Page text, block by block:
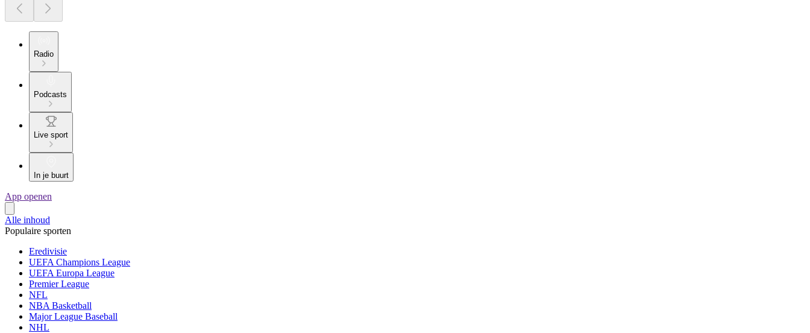
Radio
Podcasts
Live sport
In je buurt
App openen
Alle inhoud
Populaire sporten
Eredivisie
UEFA Champions League
UEFA Europa League
Premier League
NFL
NBA Basketball
Major League Baseball
NHL